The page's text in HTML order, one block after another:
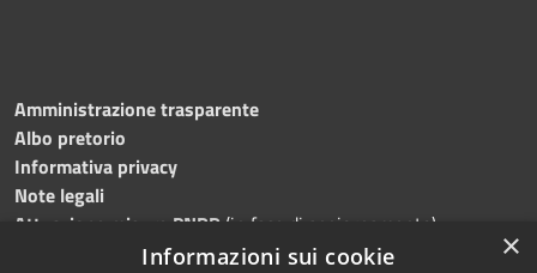
Amministrazione trasparente
Albo pretorio
Informativa privacy
Note legali
Attuazione misure PNRR (in fase di aggiornamento)
Dichiarazione di accessibilità
×
Informazioni sui cookie